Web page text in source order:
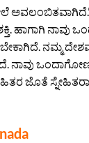
ಹಾಗಾಗಿ
ನಮ್ಮ
ನಾವು
ಜೊತೆ